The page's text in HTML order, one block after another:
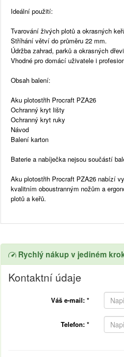
Ideální použití:
Tvarování živých plotů a okrasných
Stříhání větví do průměru 22 mm.
Údržba zahrad, parků a okrasných
Vhodné pro domácí uživatele i
Obsah balení:
Aku plotostřih Procraft PZA26
Ochranný kryt lišty
Ochranný kryt ruky
Návod
Balení karton
Baterie a nabíječka nejsou součástí
Aku plotostřih Procraft PZA26 nabízí
kvalitním oboustranným nožům a
plotů a keřů.
Rychlý nákup v jediném
Kontaktní údaje
Váš e-mail: *
Telefon: *